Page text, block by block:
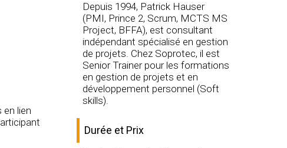
lien
Depuis 1994, Patrick Hauser
(PMI, Prince 2, Scrum, MCTS MS
Project, BFFA), est consultant
indépendant spécialisé en gestion
de projets. Chez Soprotec, il est
Senior Trainer pour les formations
en gestion de projets et en
développement personnel (Soft
skills).
Durée et Prix